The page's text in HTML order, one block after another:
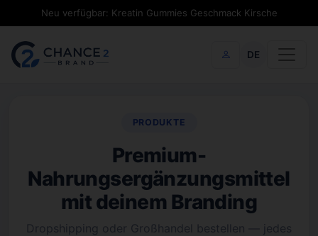
Neu verfügbar: Kreatin Gummies Geschmack Kirsche
DE
PRODUKTE
Premium-
Nahrungsergänzungsmittel
mit deinem Branding
Dropshipping oder Großhandel bestellen — jedes